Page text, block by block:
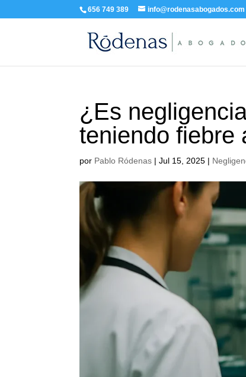
656 749 389 info@rodenasabogados.com
¿Es
teniendo fiebre
por Pablo Ródenas |Jul 15, 2025 |